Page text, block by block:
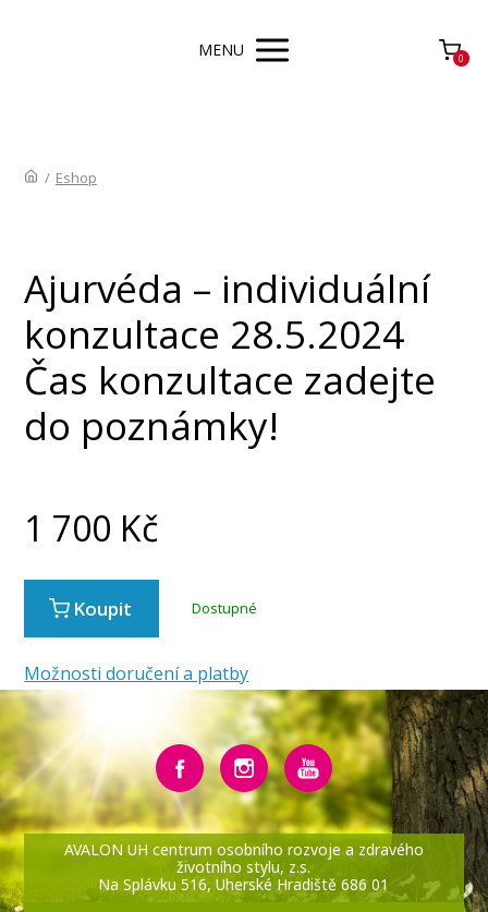
MENU 0
/ Eshop
Ajurvéda – individuální
konzultace 28.5.2024
Čas konzultace zadejte
do poznámky!
1 700 Kč
Koupit Dostupné
Možnosti doručení a platby
AVALON UH centrum osobního rozvoje a zdravého
životního stylu, z.s.
Na Splávku 516, Uherské Hradiště 686 01